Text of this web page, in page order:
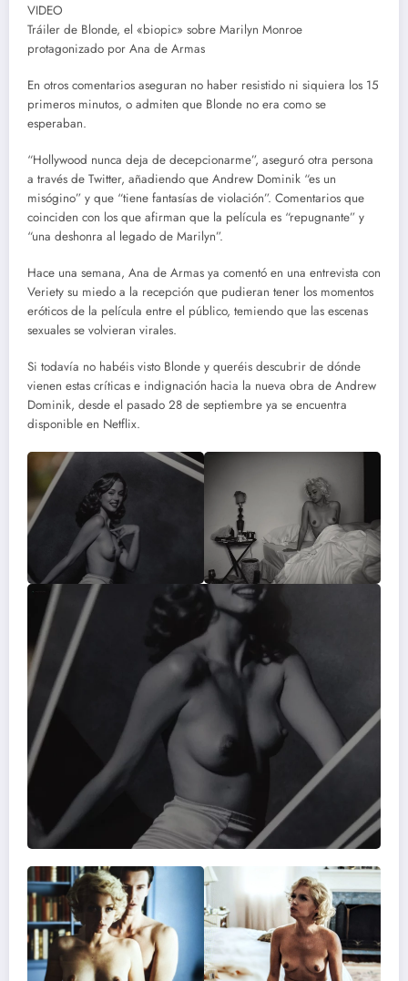
VIDEO
Tráiler de Blonde, el «biopic» sobre Marilyn Monroe
protagonizado por Ana de Armas
En otros comentarios aseguran no haber resistido ni siquiera los 15
primeros minutos, o admiten que Blonde no era como se
esperaban.
“Hollywood nunca deja de decepcionarme”, aseguró otra persona
a través de Twitter, añadiendo que Andrew Dominik “es un
misógino” y que “tiene fantasías de violación”. Comentarios que
coinciden con los que afirman que la película es “repugnante” y
“una deshonra al legado de Marilyn”.
Hace una semana, Ana de Armas ya comentó en una entrevista con
Veriety su miedo a la recepción que pudieran tener los momentos
eróticos de la película entre el público, temiendo que las escenas
sexuales se volvieran virales.
Si todavía no habéis visto Blonde y queréis descubrir de dónde
vienen estas críticas e indignación hacia la nueva obra de Andrew
Dominik, desde el pasado 28 de septiembre ya se encuentra
disponible en Netflix.